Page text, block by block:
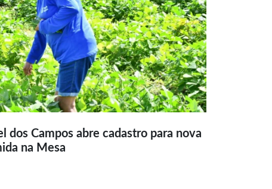
dos Campos abre cadastro para nova
na Mesa